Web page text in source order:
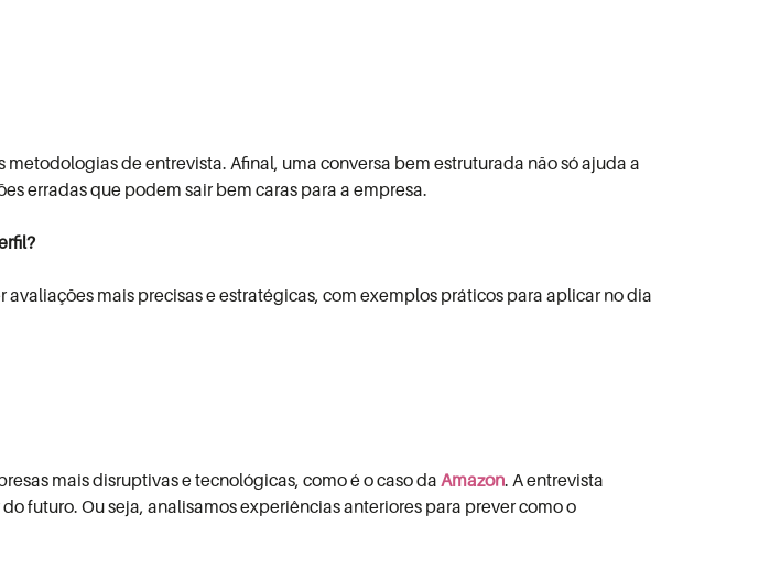
de entrevista. Afinal, uma conversa bem estruturada não só ajuda a
erradas que podem sair bem caras para a empresa.
mais precisas e estratégicas, com exemplos práticos para aplicar no dia
mais disruptivas e tecnológicas, como é o caso daAmazon. A entrevista
futuro. Ou seja, analisamos experiências anteriores para prever como o